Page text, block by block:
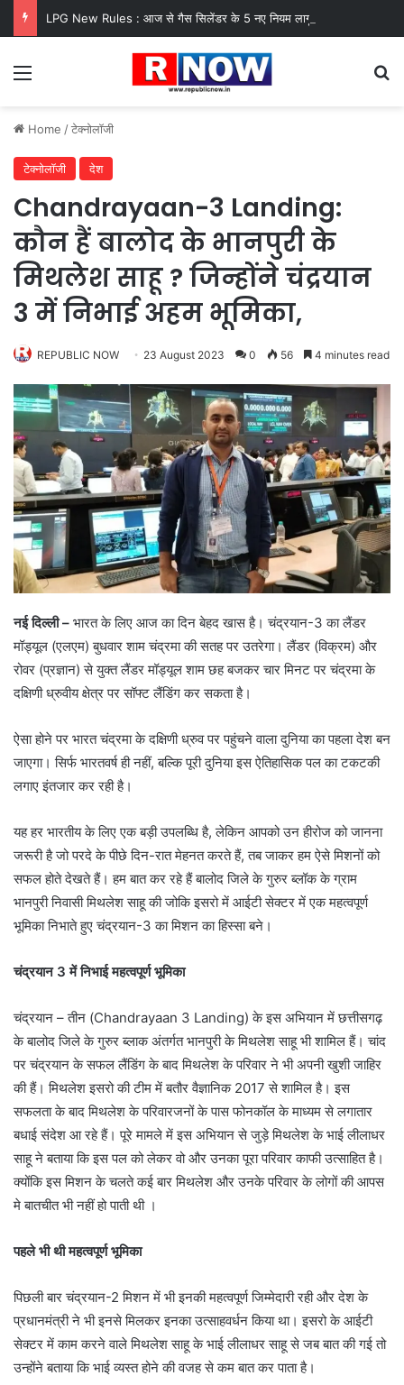
Menu
Home /टेक्नोलॉजी
टेक्नोलॉजी देश
Chandrayaan-3 Landing:
कौन हैं बालोद के भानपुरी के
मिथलेश साहू ? जिन्होंने चंद्रयान
3 में निभाई अहम भूमिका,
REPUBLIC NOW 23 August 2023 0 56 4 minutes read
नई दिल्ली – भारत के लिए आज का दिन बेहद खास है। चंद्रयान-3 का लैंडर
मॉड्यूल (एलएम) बुधवार शाम चंद्रमा की सतह पर उतरेगा। लैंडर (विक्रम) और
रोवर (प्रज्ञान) से युक्त लैंडर मॉड्यूल शाम छह बजकर चार मिनट पर चंद्रमा के
दक्षिणी ध्रुवीय क्षेत्र पर सॉफ्ट लैंडिंग कर सकता है।
ऐसा होने पर भारत चंद्रमा के दक्षिणी ध्रुव पर पहुंचने वाला दुनिया का पहला देश बन
जाएगा। सिर्फ भारतवर्ष ही नहीं, बल्कि पूरी दुनिया इस ऐतिहासिक पल का टकटकी
लगाए इंतजार कर रही है।
यह हर भारतीय के लिए एक बड़ी उपलब्धि है, लेकिन आपको उन हीरोज को जानना
जरूरी है जो परदे के पीछे दिन-रात मेहनत करते हैं, तब जाकर हम ऐसे मिशनों को
सफल होते देखते हैं। हम बात कर रहे हैं बालोद जिले के गुरुर ब्लॉक के ग्राम
भानपुरी निवासी मिथलेश साहू की जोकि इसरो में आईटी सेक्टर में एक महत्वपूर्ण
भूमिका निभाते हुए चंद्रयान-3 का मिशन का हिस्सा बने।
चंद्रयान 3 में निभाई महत्वपूर्ण भूमिका
चंद्रयान – तीन (Chandrayaan 3 Landing) के इस अभियान में छत्तीसगढ़
के बालोद जिले के गुरुर ब्लाक अंतर्गत भानपुरी के मिथलेश साहू भी शामिल हैं। चांद
पर चंद्रयान के सफल लैंडिंग के बाद मिथलेश के परिवार ने भी अपनी खुशी जाहिर
की हैं। मिथलेश इसरो की टीम में बतौर वैज्ञानिक 2017 से शामिल है। इस
सफलता के बाद मिथलेश के परिवारजनों के पास फोनकॉल के माध्यम से लगातार
बधाई संदेश आ रहे हैं। पूरे मामले में इस अभियान से जुड़े मिथलेश के भाई लीलाधर
साहू ने बताया कि इस पल को लेकर वो और उनका पूरा परिवार काफी उत्साहित है।
क्योंकि इस मिशन के चलते कई बार मिथलेश और उनके परिवार के लोगों की आपस
मे बातचीत भी नहीं हो पाती थी ।
पहले भी थी महत्वपूर्ण भूमिका
पिछली बार चंद्रयान-2 मिशन में भी इनकी महत्वपूर्ण जिम्मेदारी रही और देश के
प्रधानमंत्री ने भी इनसे मिलकर इनका उत्साहवर्धन किया था। इसरो के आईटी
सेक्टर में काम करने वाले मिथलेश साहू के भाई लीलाधर साहू से जब बात की गई तो
उन्होंने बताया कि भाई व्यस्त होने की वजह से कम बात कर पाता है।